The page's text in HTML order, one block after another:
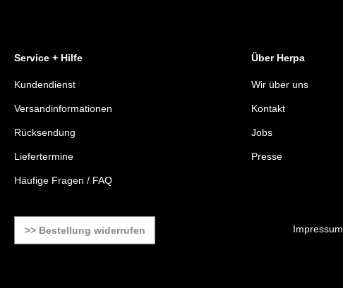
Service + Hilfe
Kundendienst
Versandinformationen
Rücksendung
Liefertermine
Häufige Fragen / FAQ
Über Herpa
Wir über uns
Kontakt
Jobs
Presse
>> Bestellung widerrufen Impressum